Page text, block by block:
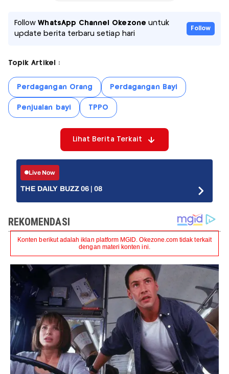
FollowWhatsApp Channel Okezone untuk
update berita terbaru setiap hari
Follow
Topik Artikel :
Perdagangan Orang Perdagangan Bayi
Penjualan bayi TPPO
Lihat Berita Terkait
Live Now
THE DAILY BUZZ 06 | 08